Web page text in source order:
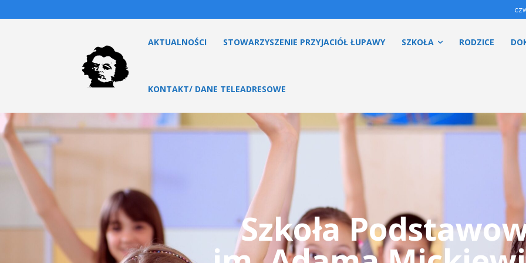
AKTUALNOŚCI STOWARZYSZENIE PRZYJACIÓŁ ŁUPAWY SZKOŁA RODZICE
KONTAKT/ DANE TELEADRESOWE
Szkoła